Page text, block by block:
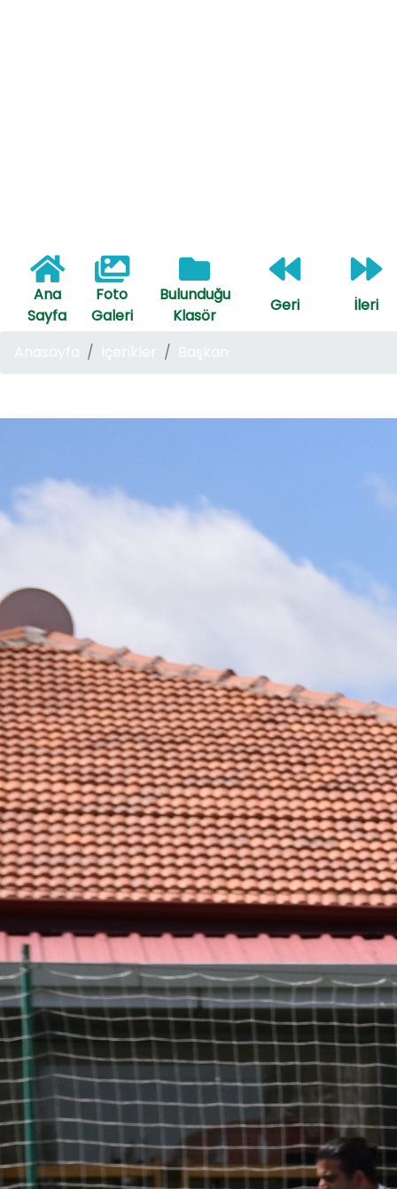
Ana
Sayfa
Foto
Galeri
Bulunduğu
Klasör
Geri İleri